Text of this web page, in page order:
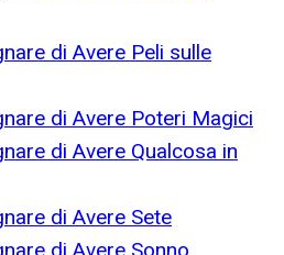
di Avere Peli sulle
di Avere Poteri Magici
di Avere Qualcosa in
di Avere Sete